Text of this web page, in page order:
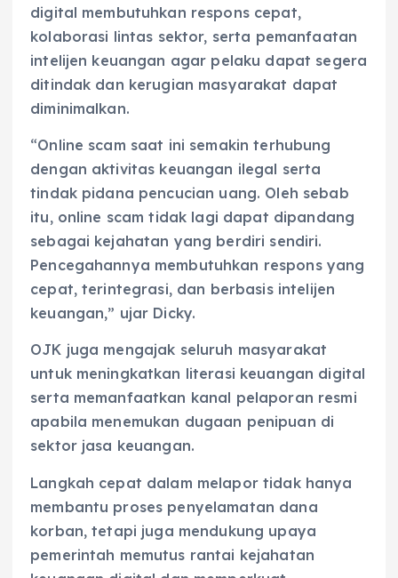
digital membutuhkan respons cepat,
kolaborasi lintas sektor, serta pemanfaatan
intelijen keuangan agar pelaku dapat segera
ditindak dan kerugian masyarakat dapat
diminimalkan.
“Online scam saat ini semakin terhubung
dengan aktivitas keuangan ilegal serta
tindak pidana pencucian uang. Oleh sebab
itu, online scam tidak lagi dapat dipandang
sebagai kejahatan yang berdiri sendiri.
Pencegahannya membutuhkan respons yang
cepat, terintegrasi, dan berbasis intelijen
keuangan,” ujar Dicky.
OJK juga mengajak seluruh masyarakat
untuk meningkatkan literasi keuangan digital
serta memanfaatkan kanal pelaporan resmi
apabila menemukan dugaan penipuan di
sektor jasa keuangan.
Langkah cepat dalam melapor tidak hanya
membantu proses penyelamatan dana
korban, tetapi juga mendukung upaya
pemerintah memutus rantai kejahatan